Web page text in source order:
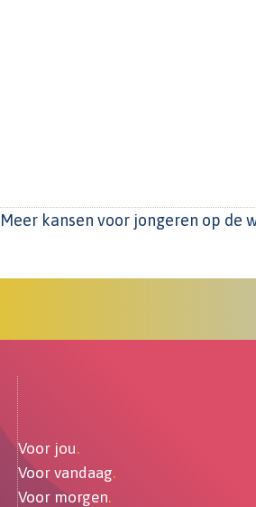
Meer kansen voor jongeren op de
Voor jou.
Voor vandaag.
Voor morgen.